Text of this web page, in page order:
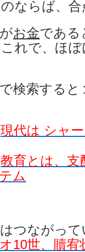
ならば、
がお金である
れで、ほ
検索する
現代は シャ
教育とは、支
ム
はつながっ
10世、贖